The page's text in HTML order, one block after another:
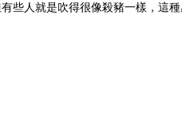
些人就是吹得很像殺豬一樣，這